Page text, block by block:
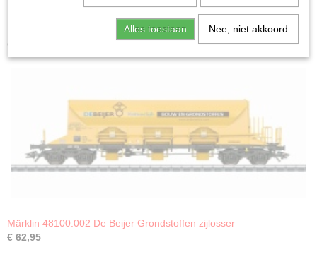
Märklin 48100.002 De Beijer Grondstoffen zijlosser
€ 62,95
Alles toestaan Nee, niet akkoord